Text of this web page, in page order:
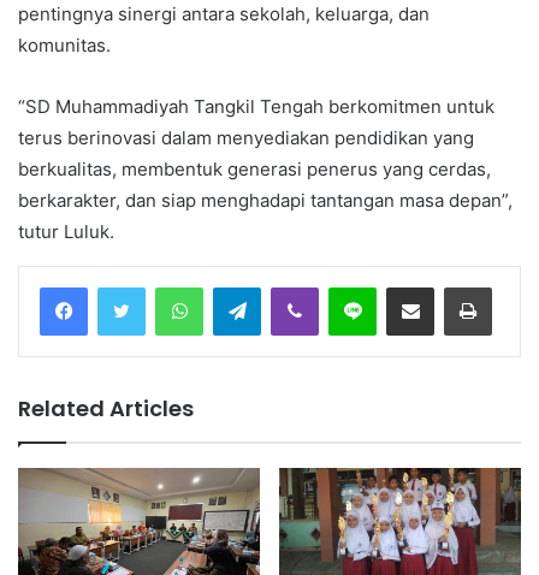
pentingnya sinergi antara sekolah, keluarga, dan
komunitas.
“SD Muhammadiyah Tangkil Tengah berkomitmen untuk
terus berinovasi dalam menyediakan pendidikan yang
berkualitas, membentuk generasi penerus yang cerdas,
berkarakter, dan siap menghadapi tantangan masa depan”,
tutur Luluk.
Telegram
Related Articles